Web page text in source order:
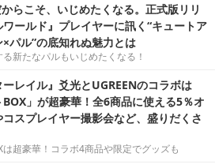
らこそ、いじめたくなる。正式版リリ
ールド』プレイヤーに訊く“キュートア
パル”の底知れぬ魅力とは
新たなパルもいじめたくなる！
ーレイル』爻光とUGREENのコラボは
BOX」が超豪華！全6商品に使える5％オ
スプレイヤー撮影会など、盛りだくさ
超豪華！コラボ4商品や限定でグッズも